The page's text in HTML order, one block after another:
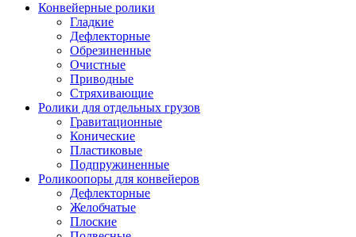
Конвейерные ролики
Гладкие
Дефлекторные
Обрезиненные
Очистные
Приводные
Стряхивающие
Ролики для отдельных грузов
Гравитационные
Конические
Пластиковые
Подпружиненные
Роликоопоры для конвейеров
Дефлекторные
Желобчатые
Плоские